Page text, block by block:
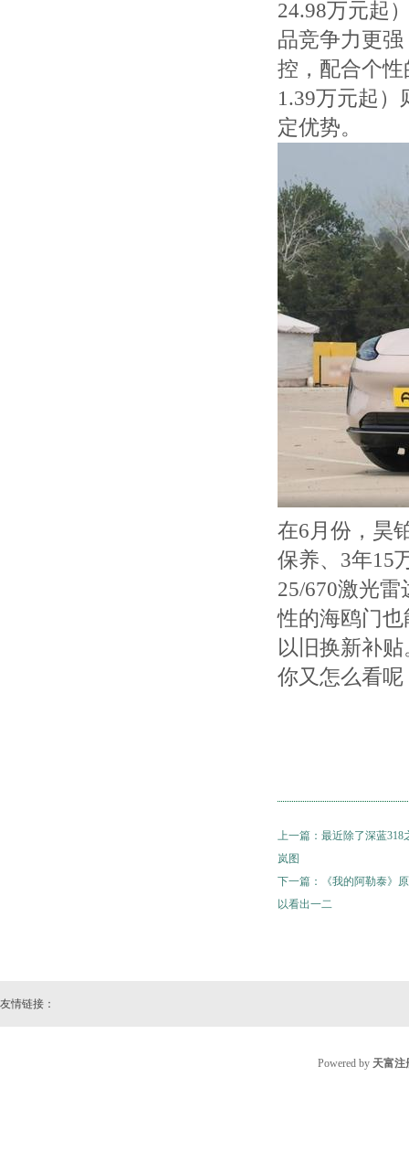
24.98万元起
品竞争力更
控，配合个
1.39万元起
定优势。
在6月份，昊
保养、3年15
25/670激光
性的海鸥门
以旧换新补
你又怎么看呢
上一篇： 最近除了深蓝318
岚图
下一篇：
《我的阿勒泰》
以看出一二
友情链接：
Powered by 天富注